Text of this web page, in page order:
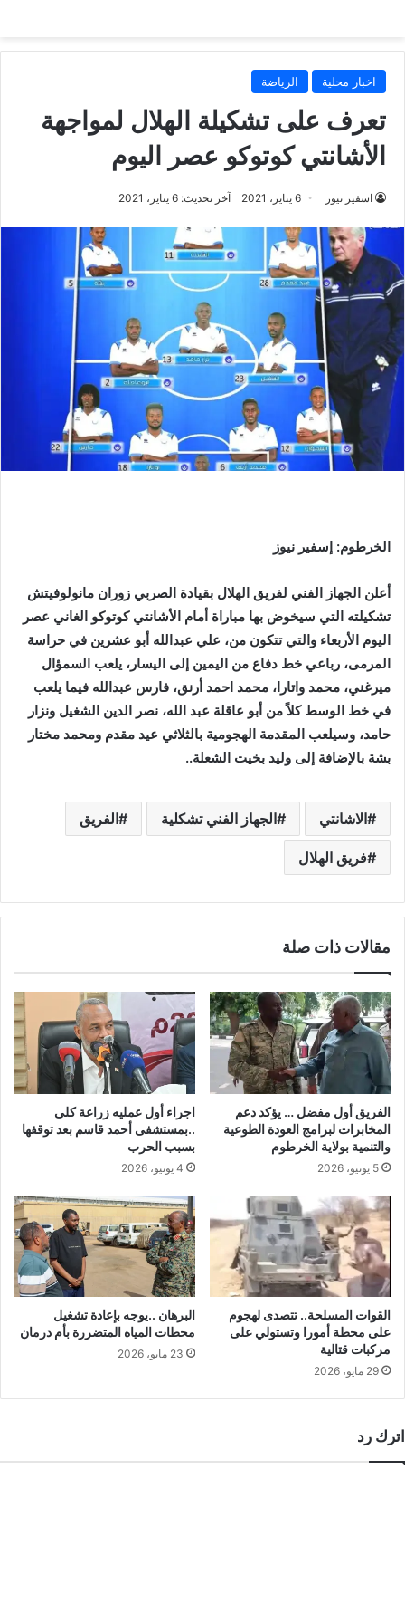
اخبار محلية الرياضة
تعرف على تشكيلة الهلال لمواجهة
الأشانتي كوتوكو عصر اليوم
اسفير نيوز 6 يناير، 2021 آخر تحديث: 6 يناير، 2021
الخرطوم: إسفير نيوز
أعلن الجهاز الفني لفريق الهلال بقيادة الصربي زوران مانولوفيتش
تشكيلته التي سيخوض بها مباراة أمام الأشانتي كوتوكو الغاني عصر
اليوم الأربعاء والتي تتكون من، علي عبدالله أبو عشرين في حراسة
المرمى، رباعي خط دفاع من اليمين إلى اليسار، يلعب السمؤال
ميرغني، محمد واتارا، محمد احمد أرنق، فارس عبدالله فيما يلعب
في خط الوسط كلاً من أبو عاقلة عبد الله، نصر الدين الشغيل ونزار
حامد، وسيلعب المقدمة الهجومية بالثلاثي عيد مقدم ومحمد مختار
بشة بالإضافة إلى وليد بخيت الشعلة..
الاشانتي الجهاز الفني تشكلية الفريق
فريق الهلال
مقالات ذات صلة
الفريق أول مفضل … يؤكد دعم
المخابرات لبرامج العودة الطوعية
والتنمية بولاية الخرطوم
5 يونيو، 2026
اجراء أول عمليه زراعة كلى
..بمستشفى أحمد قاسم بعد توقفها
بسبب الحرب
4 يونيو، 2026
القوات المسلحة.. تتصدى لهجوم
على محطة أمورا وتستولي على
مركبات قتالية
29 مايو، 2026
البرهان ..يوجه بإعادة تشغيل
محطات المياه المتضررة بأم درمان
23 مايو، 2026
اترك رد